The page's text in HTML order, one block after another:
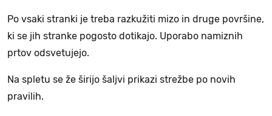
Po vsaki stranki je treba razkužiti mizo in druge površine,
ki se jih stranke pogosto dotikajo. Uporabo namiznih
prtov odsvetujejo.
Na spletu se že širijo šaljvi prikazi strežbe po novih
pravilih.